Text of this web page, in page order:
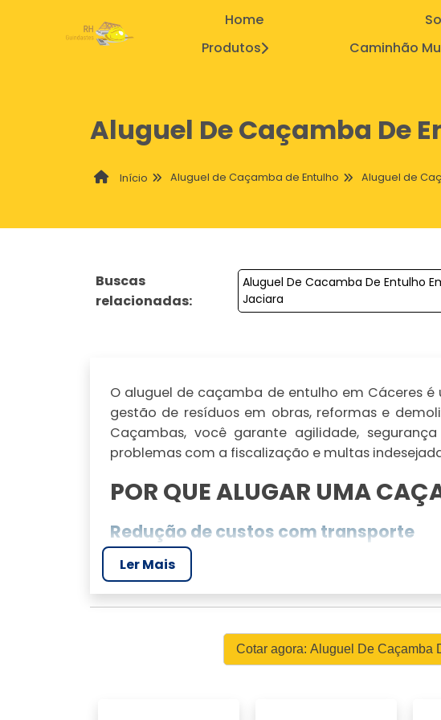
Home
Produtos
Caminhão
Aluguel De Caçamba De
Início Aluguel de Caçamba de Entulho Aluguel de
Buscas
relacionadas:
Aluguel De Cacamba De Entulho
Jaciara
O aluguel de caçamba de entulho em Cáceres
gestão de resíduos em obras, reformas e
Caçambas, você garante agilidade,
problemas com a fiscalização e multas
POR QUE ALUGAR UMA
Redução de custos com transporte
Alugar uma caçamba de entulho pode reduzir
pontos de descarte, você economiza em
como a RV Caçambas oferecem pacotes
orçamento. O transporte dos resíduos
deslocamentos desnecessários e garantindo
Ler Mais
Cotar agora: Aluguel De Caçamba